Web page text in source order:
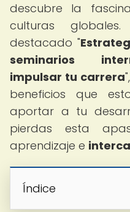
descubre la
culturas
destacado "
seminarios
impulsar tu carrera
beneficios que
aportar a tu
pierdas esta
aprendizaje e
Índice